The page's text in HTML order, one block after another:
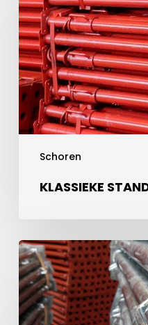
Schoren
KLASSIEKE